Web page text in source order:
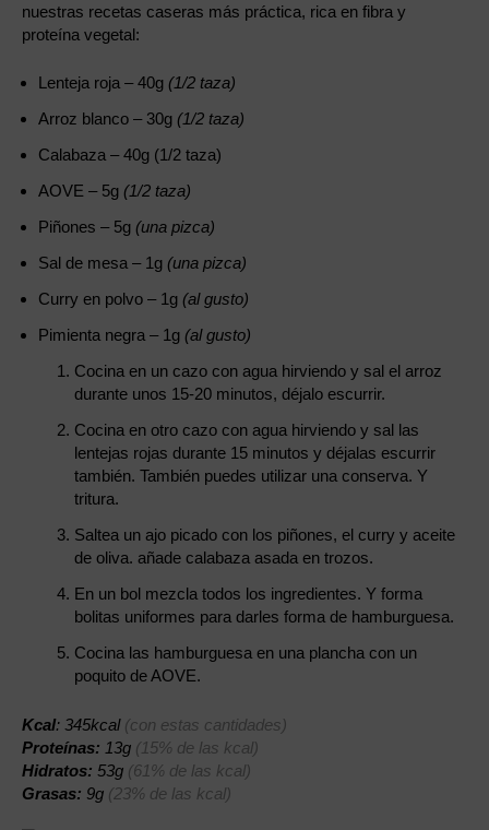
nuestras recetas caseras más práctica, rica en fibra y
proteína vegetal:
Lenteja roja – 40g (1/2 taza)
Arroz blanco – 30g (1/2 taza)
Calabaza – 40g (1/2 taza)
AOVE – 5g (1/2 taza)
Piñones – 5g (una pizca)
Sal de mesa – 1g (una pizca)
Curry en polvo – 1g (al gusto)
Pimienta negra – 1g (al gusto)
Cocina en un cazo con agua hirviendo y sal el arroz
durante unos 15-20 minutos, déjalo escurrir.
Cocina en otro cazo con agua hirviendo y sal las
lentejas rojas durante 15 minutos y déjalas escurrir
también. También puedes utilizar una conserva. Y
tritura.
Saltea un ajo picado con los piñones, el curry y aceite
de oliva. añade calabaza asada en trozos.
En un bol mezcla todos los ingredientes. Y forma
bolitas uniformes para darles forma de hamburguesa.
Cocina las hamburguesa en una plancha con un
poquito de AOVE.
Kcal: 345kcal (con estas cantidades)
Proteínas: 13g (15% de las kcal)
Hidratos: 53g (61% de las kcal)
Grasas: 9g (23% de las kcal)